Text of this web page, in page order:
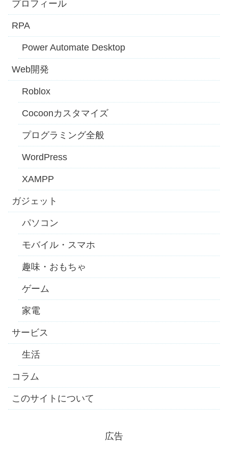
プロフィール
RPA
Power Automate Desktop
Web開発
Roblox
Cocoonカスタマイズ
プログラミング全般
WordPress
XAMPP
ガジェット
パソコン
モバイル・スマホ
趣味・おもちゃ
ゲーム
家電
サービス
生活
コラム
このサイトについて
広告